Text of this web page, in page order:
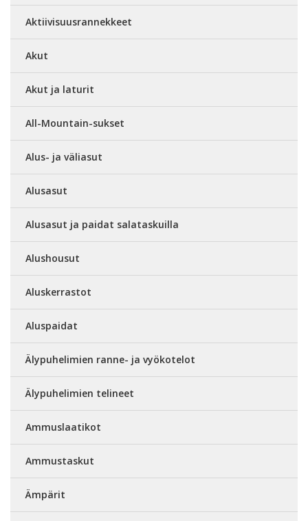
Aktiivisuusrannekkeet
Akut
Akut ja laturit
All-Mountain-sukset
Alus- ja väliasut
Alusasut
Alusasut ja paidat salataskuilla
Alushousut
Aluskerrastot
Aluspaidat
Älypuhelimien ranne- ja vyökotelot
Älypuhelimien telineet
Ammuslaatikot
Ammustaskut
Ämpärit